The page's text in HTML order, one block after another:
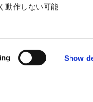
動作しない可能
Show
代奴隷法（"奴隷法"）に関す